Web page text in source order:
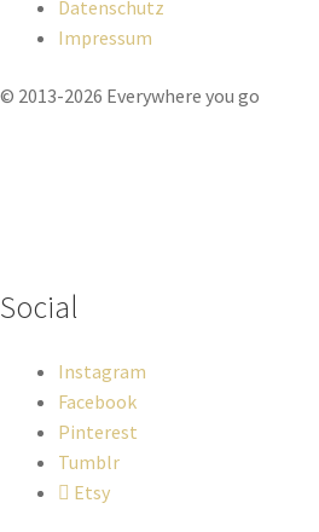
Datenschutz
Impressum
© 2013-2026 Everywhere you go
Social
Instagram
Facebook
Pinterest
Tumblr
Etsy